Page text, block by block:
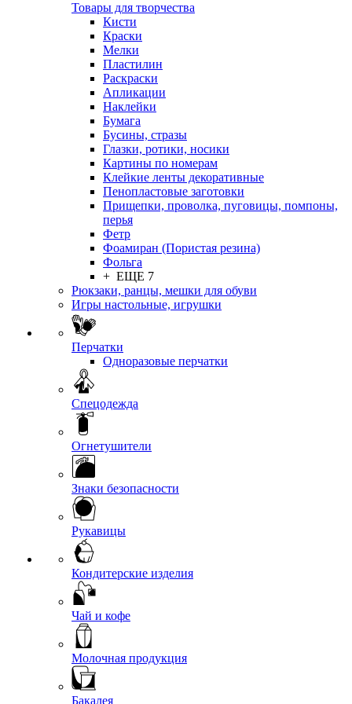
Товары для творчества
Кисти
Краски
Мелки
Пластилин
Раскраски
Апликации
Наклейки
Бумага
Бусины, стразы
Глазки, ротики, носики
Картины по номерам
Клейкие ленты декоративные
Пенопластовые заготовки
Прищепки, проволка, пуговицы, помпоны,
перья
Фетр
Фоамиран (Пористая резина)
Фольга
+ ЕЩЕ 7
Рюкзаки, ранцы, мешки для обуви
Игры настольные, игрушки
Перчатки
Одноразовые перчатки
Спецодежда
Огнетушители
Знаки безопасности
Рукавицы
Кондитерские изделия
Чай и кофе
Молочная продукция
Бакалея